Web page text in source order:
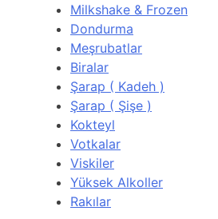
Milkshake & Frozen
Dondurma
Meşrubatlar
Biralar
Şarap ( Kadeh )
Şarap ( Şişe )
Kokteyl
Votkalar
Viskiler
Yüksek Alkoller
Rakılar